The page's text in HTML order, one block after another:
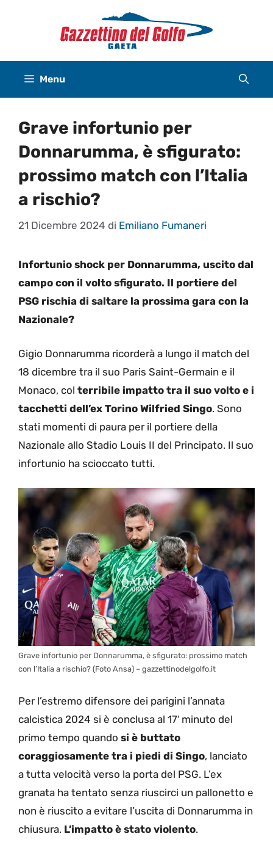
Menu
Grave infortunio per
Donnarumma, è sfigurato:
prossimo match con l’Italia
a rischio?
21 Dicembre 2024 di Emiliano Fumaneri
Infortunio shock per Donnarumma, uscito dal
campo con il volto sfigurato. Il portiere del
PSG rischia di saltare la prossima gara con la
Nazionale?
Gigio Donnarumma ricorderà a lungo il match del
18 dicembre tra il suo Paris Saint-Germain e il
Monaco, col terribile impatto tra il suo volto e i
tacchetti dell’ex Torino Wilfried Singo. Sono
stati momenti di paura per il portiere della
Nazionale allo Stadio Louis II del Principato. Il suo
infortunio ha scioccato tutti.
Grave infortunio per Donnarumma, è sfigurato: prossimo match
con l’Italia a rischio? (Foto Ansa) – gazzettinodelgolfo.it
Per l’estremo difensore dei parigini l’annata
calcistica 2024 si è conclusa al 17′ minuto del
primo tempo quando si è buttato
coraggiosamente tra i piedi di Singo, lanciato
a tutta velocità verso la porta del PSG. L’ex
granata ha tentato senza riuscirci un pallonetto e
non è riuscito a evitare l’uscita di Donnarumma in
chiusura. L’impatto è stato violento.